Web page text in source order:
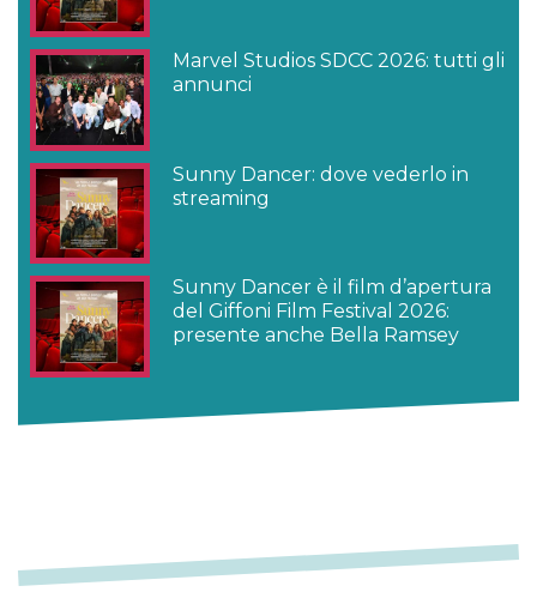
Marvel Studios SDCC 2026: tutti gli
annunci
Sunny Dancer: dove vederlo in
streaming
Sunny Dancer è il film d’apertura
del Giffoni Film Festival 2026:
presente anche Bella Ramsey